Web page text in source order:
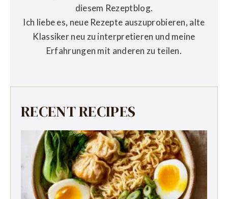
diesem Rezeptblog.
Ich liebe es, neue Rezepte auszuprobieren, alte
Klassiker neu zu interpretieren und meine
Erfahrungen mit anderen zu teilen.
RECENT RECIPES